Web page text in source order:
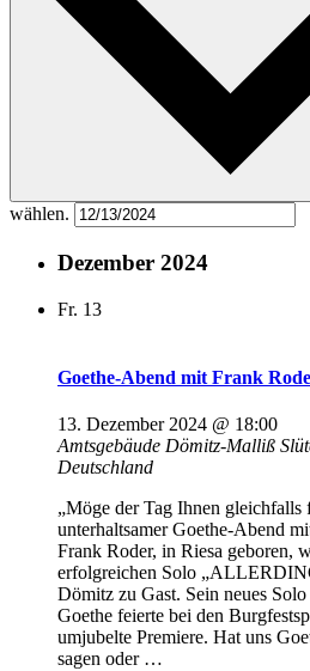
wählen.
Dezember 2024
Fr. 13
Goethe-Abend mit Frank
13. Dezember 2024 @ 18:00
Amtsgebäude Dömitz-Malliß
Deutschland
„Möge der Tag Ihnen
unterhaltsamer Goethe-Abend
Frank Roder, in Riesa geboren,
erfolgreichen Solo
Dömitz zu Gast. Sein neues
Goethe feierte bei den
umjubelte Premiere. Hat uns
sagen oder…